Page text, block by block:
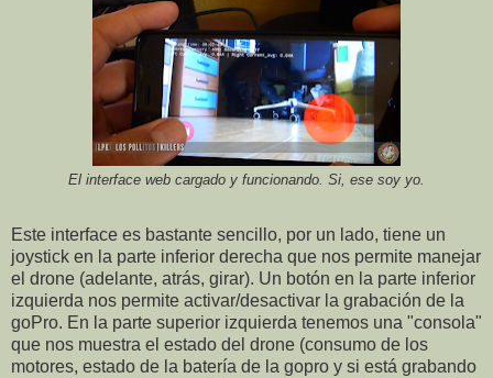
El interface web cargado y funcionando. Si, ese soy yo.
Este interface es bastante sencillo, por un lado, tiene un
joystick en la parte inferior derecha que nos permite manejar
el drone (adelante, atrás, girar). Un botón en la parte inferior
izquierda nos permite activar/desactivar la grabación de la
goPro. En la parte superior izquierda tenemos una "consola"
que nos muestra el estado del drone (consumo de los
motores, estado de la batería de la gopro y si está grabando